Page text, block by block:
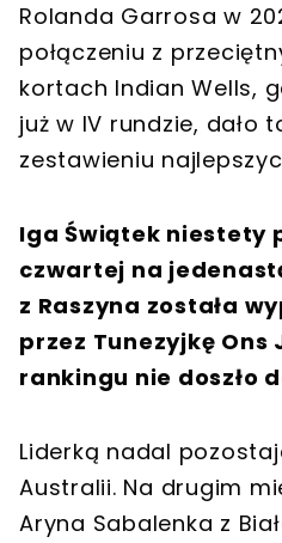
Rolanda Garrosa w
połączeniu z
kortach Indian Wells,
już w IV rundzie, dało
zestawieniu
Iga Świątek niestety
czwartej na
z Raszyna została
przez Tunezyjkę Ons
rankingu nie doszło
Liderką nadal
Australii. Na drugim
Aryna Sabalenka z